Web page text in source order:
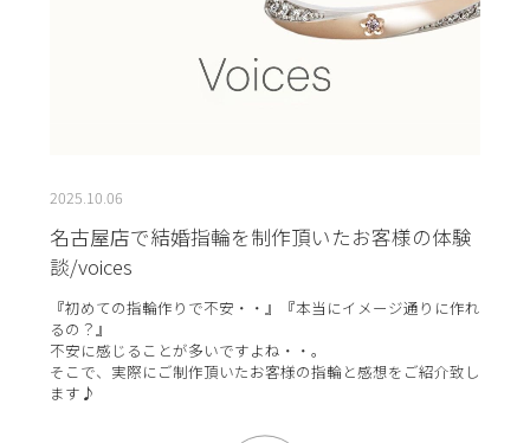
2025.10.06
名古屋店で結婚指輪を制作頂いたお客様の体験
談/voices
『初めての指輪作りで不安・・』『本当にイメージ通りに作れ
るの？』
不安に感じることが多いですよね・・。
そこで、実際にご制作頂いたお客様の指輪と感想をご紹介致し
ます♪